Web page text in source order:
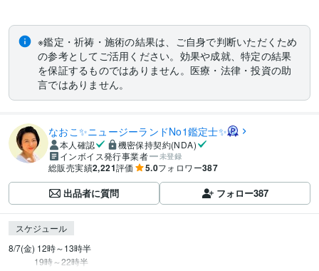
※鑑定・祈祷・施術の結果は、ご自身で判断いただくため
の参考としてご活用ください。効果や成就、特定の結果
を保証するものではありません。医療・法律・投資の助
言ではありません。
なおこ✨ニュージーランドNo1鑑定士✨
本人確認
機密保持契約(NDA)
インボイス発行事業者
未登録
総販売実績2,221評価 5.0フォロワー387
出品者に質問 フォロー387
スケジュール
8/7(金) 12時～13時半
            19時～22時半